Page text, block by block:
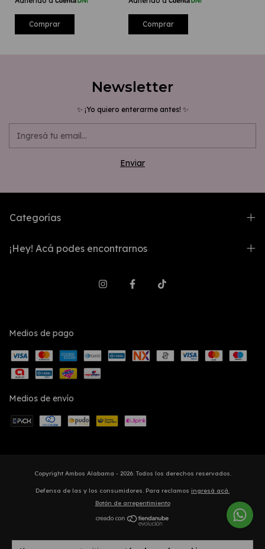
Newsletter
✨ ¡Yo quiero enterarme antes! ✨
Categorías
¡Hey! Acá podes encontrarnos
Medios de pago
Medios de envío
Copyright Ambos Alabama - 2026. Todos los derechos reservados.
Defensa de las y los consumidores. Para reclamos ingresá acá.
Botón de arrepentimiento